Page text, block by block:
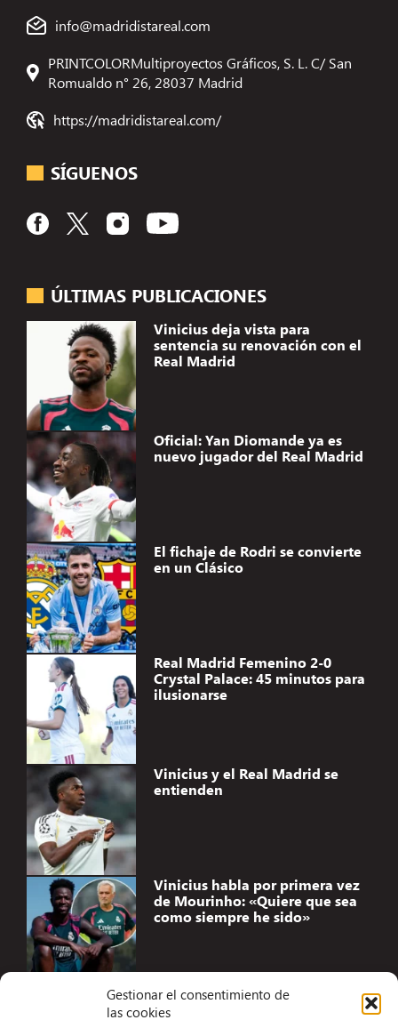
Gestionar el consentimiento de
las cookies
ÚLTIMAS PUBLICACIONES
Vinicius deja vista para
sentencia su renovación con el
Real Madrid
Oficial: Yan Diomande ya es
nuevo jugador del Real Madrid
El fichaje de Rodri se convierte
en un Clásico
Real Madrid Femenino 2-0
Crystal Palace: 45 minutos para
ilusionarse
Vinicius y el Real Madrid se
entienden
Vinicius habla por primera vez
de Mourinho: «Quiere que sea
como siempre he sido»
info@madridistareal.com
PRINTCOLORMultiproyectos Gráficos, S. L. C/ San
Romualdo n° 26, 28037 Madrid
https://madridistareal.com/
SÍGUENOS